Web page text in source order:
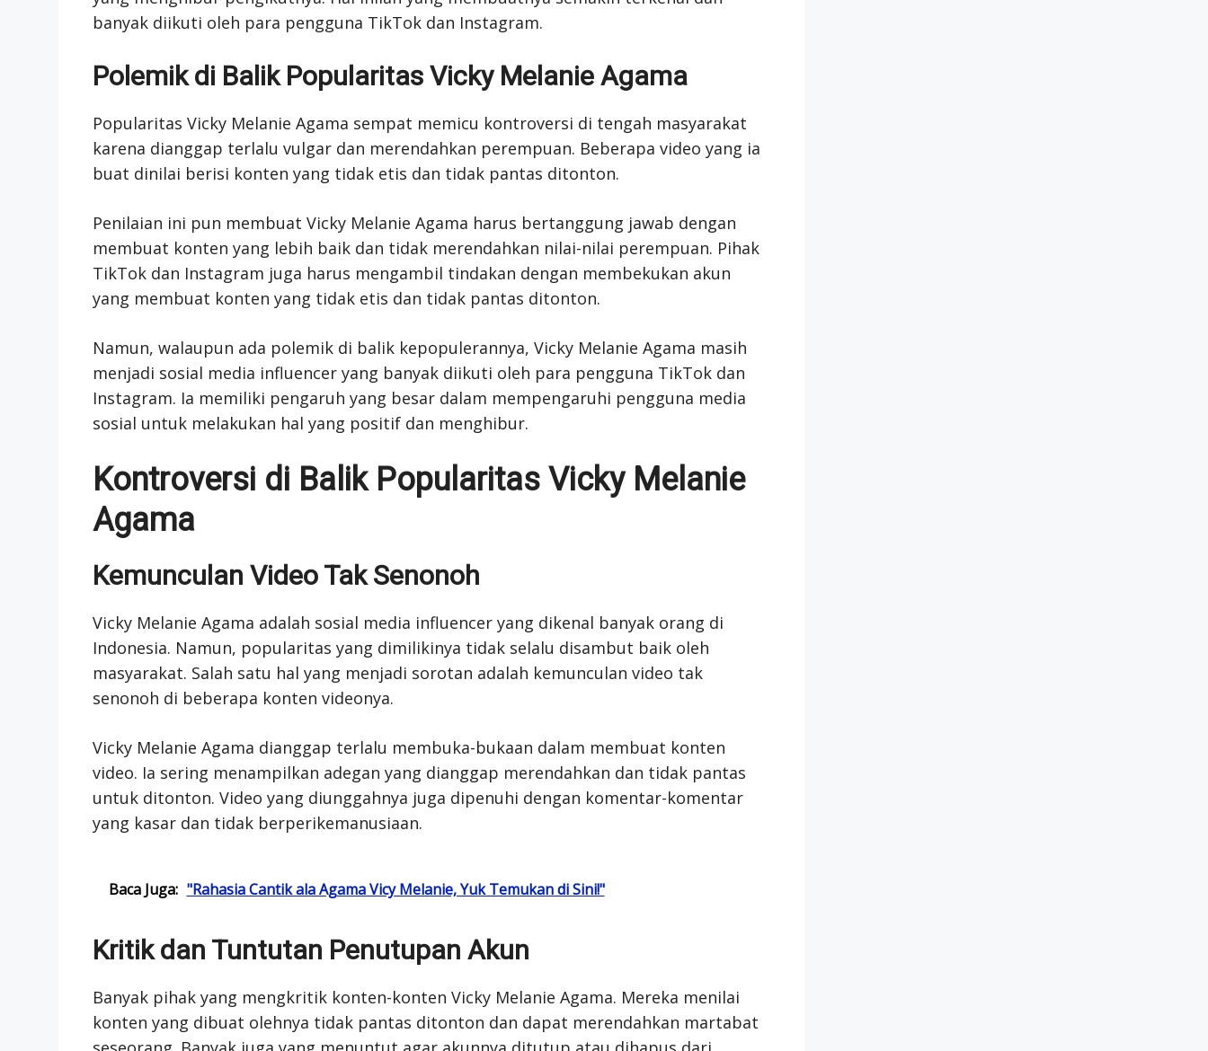
banyak diikuti oleh para pengguna TikTok dan Instagram.
Polemik di Balik Popularitas Vicky Melanie Agama
Popularitas Vicky Melanie Agama sempat memicu kontroversi di tengah masyarakat
karena dianggap terlalu vulgar dan merendahkan perempuan. Beberapa video yang ia
buat dinilai berisi konten yang tidak etis dan tidak pantas ditonton.
Penilaian ini pun membuat Vicky Melanie Agama harus bertanggung jawab dengan
membuat konten yang lebih baik dan tidak merendahkan nilai-nilai perempuan. Pihak
TikTok dan Instagram juga harus mengambil tindakan dengan membekukan akun
yang membuat konten yang tidak etis dan tidak pantas ditonton.
Namun, walaupun ada polemik di balik kepopulerannya, Vicky Melanie Agama masih
menjadi sosial media influencer yang banyak diikuti oleh para pengguna TikTok dan
Instagram. Ia memiliki pengaruh yang besar dalam mempengaruhi pengguna media
sosial untuk melakukan hal yang positif dan menghibur.
Kontroversi di Balik Popularitas Vicky Melanie
Agama
Kemunculan Video Tak Senonoh
Vicky Melanie Agama adalah sosial media influencer yang dikenal banyak orang di
Indonesia. Namun, popularitas yang dimilikinya tidak selalu disambut baik oleh
masyarakat. Salah satu hal yang menjadi sorotan adalah kemunculan video tak
senonoh di beberapa konten videonya.
Vicky Melanie Agama dianggap terlalu membuka-bukaan dalam membuat konten
video. Ia sering menampilkan adegan yang dianggap merendahkan dan tidak pantas
untuk ditonton. Video yang diunggahnya juga dipenuhi dengan komentar-komentar
yang kasar dan tidak berperikemanusiaan.
Baca Juga: "Rahasia Cantik ala Agama Vicy Melanie, Yuk Temukan di Sini!"
Kritik dan Tuntutan Penutupan Akun
Banyak pihak yang mengkritik konten-konten Vicky Melanie Agama. Mereka menilai
konten yang dibuat olehnya tidak pantas ditonton dan dapat merendahkan martabat